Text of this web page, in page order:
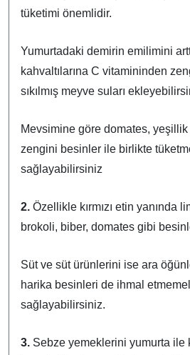
tüketimi önemlidir.
Yumurtadaki demirin emilimini
kahvaltılarına C vitamininden
sıkılmış meyve suları
Mevsimine göre domates,
zengini besinler ile birlikte
sağlayabilirsiniz
2. Özellikle kırmızı etin yanında
brokoli, biber, domates gibi
Süt ve süt ürünlerini ise ara
harika besinleri de ihmal
sağlayabilirsiniz.
3. Sebze yemeklerini yumurta ile